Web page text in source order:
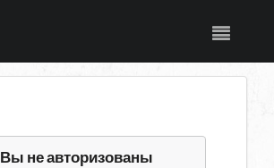
Вы не авторизованы